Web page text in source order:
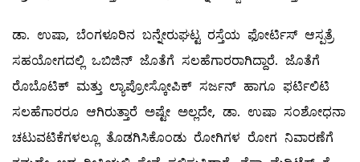
ಡಾ. ಉಷಾ, ಬೆಂಗಳೂರಿನ ಬನ್ನೇರುಘಟ್ಟ ರಸ್ತೆಯ ಫೋರ್ಟಿಸ್‌ ಆಸ್ಪತ್ರೆ
ಸಹಯೋಗದಲ್ಲಿ ಒಬಿಜಿನ್‌ ಜೊತೆಗೆ ಸಲಹೆಗಾರರಾಗಿದ್ದಾರೆ. ಜೊತೆಗೆ
ರೊಬೊಟಿಕ್‌ ಮತ್ತು ಲ್ಯಾಪ್ರೋಸ್ಕೋಪಿಕ್‌ ಸರ್ಜನ್‌ ಹಾಗೂ ಫರ್ಟಿಲಿಟಿ
ಸಲಹೆಗಾರರೂ ಆಗಿರುತ್ತಾರೆ ಅಷ್ಟೇ ಅಲ್ಲದೇ, ಡಾ. ಉಷಾ ಸಂಶೋಧನಾ
ಚಟುವಟಿಕೆಗಳಲ್ಲೂ ತೊಡಗಿಸಿಕೊಂಡು ರೋಗಿಗಳ ರೋಗ ನಿವಾರಣೆಗೆ